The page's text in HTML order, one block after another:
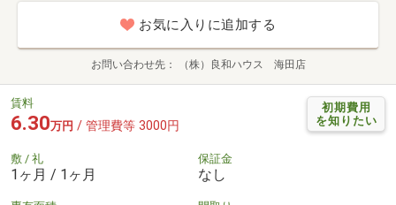
お気に入りに追加する
お問い合わせ先 （株）良和ハウス 海田店
初期費用
を知りたい
賃料
6.30万円 / 管理費等 3000円
敷 / 礼
1ヶ月 / 1ヶ月
保証金
なし